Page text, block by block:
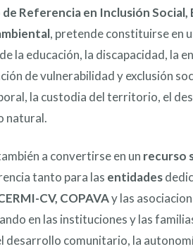
Referencia en Inclusión Social,
, pretende constituirse en
la educación, la discapacidad, la
de vulnerabilidad y exclusión
la custodia del territorio, el
natural.
a convertirse en un recurso
tanto para las entidades
CV, COPAVAy las
en las instituciones y las
desarrollo comunitario, la